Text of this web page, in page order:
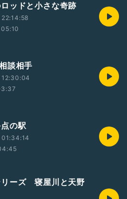
ッドと小さな奇跡
05:10
談相手
の駅
リーズ 寝屋川と天野